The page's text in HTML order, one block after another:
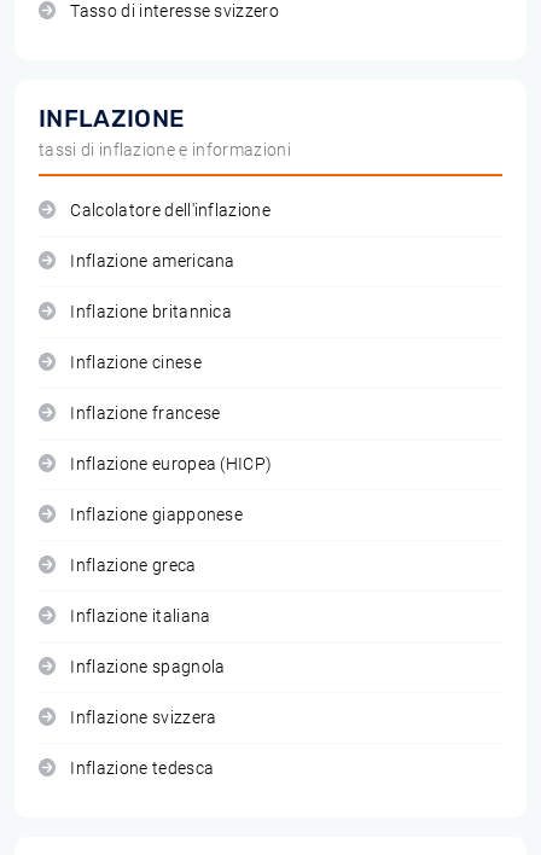
Tasso di interesse svizzero
INFLAZIONE
tassi di inflazione e informazioni
Calcolatore dell'inflazione
Inflazione americana
Inflazione britannica
Inflazione cinese
Inflazione francese
Inflazione europea (HICP)
Inflazione giapponese
Inflazione greca
Inflazione italiana
Inflazione spagnola
Inflazione svizzera
Inflazione tedesca